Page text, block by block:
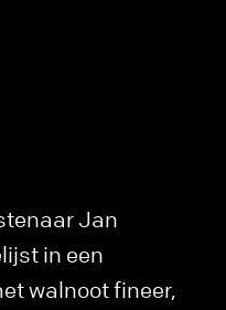
Jan
in een
walnoot fineer,